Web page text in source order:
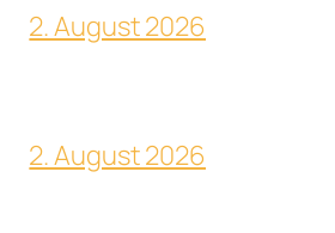
2. August 2026
2. August 2026